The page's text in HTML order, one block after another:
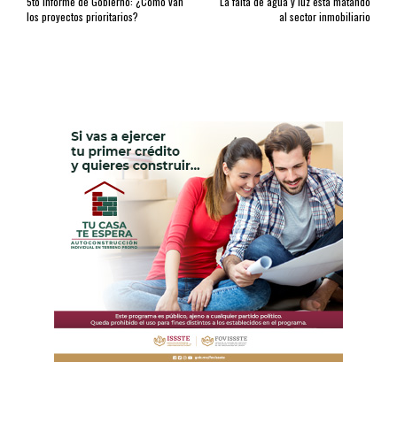
los proyectos prioritarios?
al sector inmobiliario